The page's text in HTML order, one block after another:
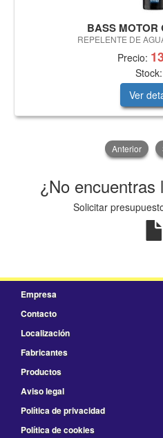
BASS MOTOR
REPELENTE DE
Precio:
Stock:
Ver
Anterior
¿No encuentras
Solicitar
Empresa
Contacto
Localización
Fabricantes
Productos
Aviso legal
Política de privacidad
Política de cookies